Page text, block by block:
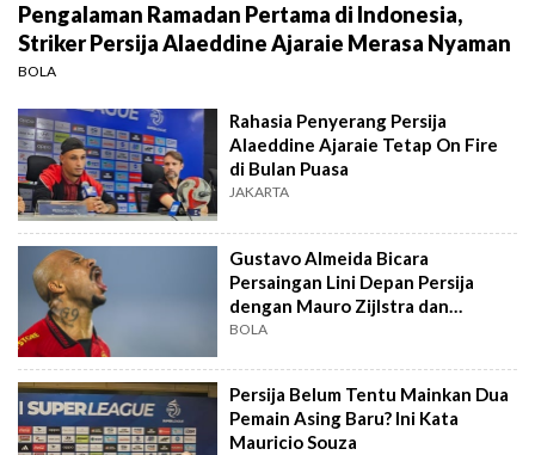
Pengalaman Ramadan Pertama di Indonesia,
Striker Persija Alaeddine Ajaraie Merasa Nyaman
BOLA
Rahasia Penyerang Persija
Alaeddine Ajaraie Tetap On Fire
di Bulan Puasa
JAKARTA
Gustavo Almeida Bicara
Persaingan Lini Depan Persija
dengan Mauro Zijlstra dan
Alaeddine Ajaraie
BOLA
Persija Belum Tentu Mainkan Dua
Pemain Asing Baru? Ini Kata
Mauricio Souza